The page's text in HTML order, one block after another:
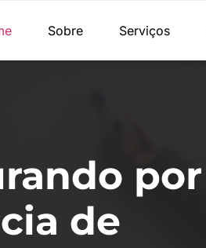
Sobre Serviços
por
de